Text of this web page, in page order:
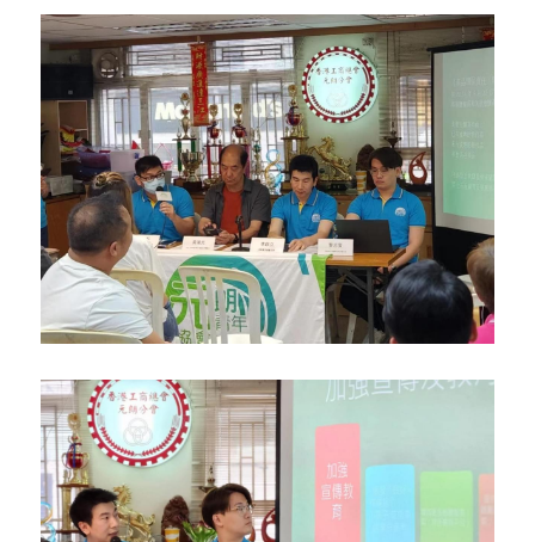
美西霸凌內幕
美西極權主義
真相直擊
極端暴恐實錄
朱庭萱專欄
莫綺琪專欄
黃萬成專欄
招國偉專欄
高松傑專欄
林伯強專欄
趙處機專欄
KOL 精選
大衛sir專欄
屠龍小隊案
黎智英案審訊
支聯會案
35+顛覆案
吃喝玩指南
休閒好介紹
親子
花生仔漫畫週記
關於我們
人才招聘
投稿熱線
商戶合作
支持讚助
條款及細則
搜索
繁體中文
繁體中文
English